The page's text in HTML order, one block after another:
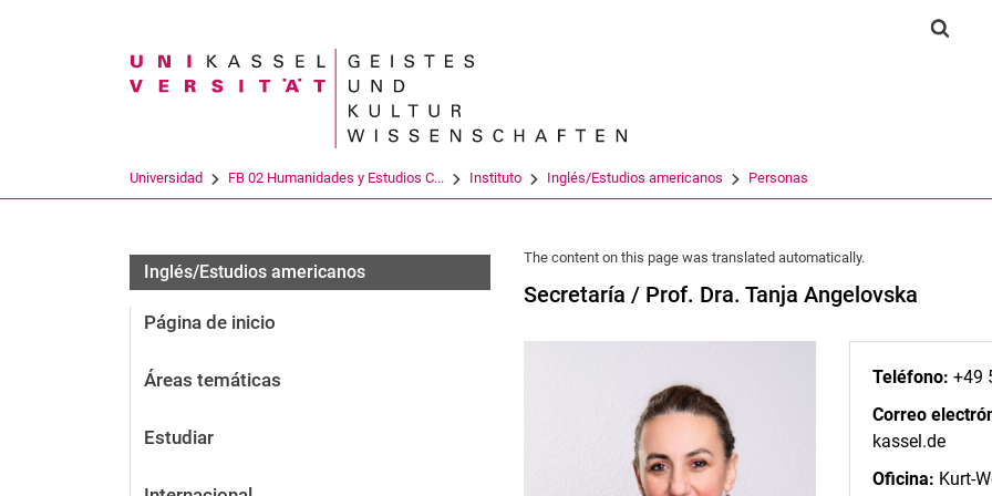
Jump directly to: content
Jump directly to: search
Jump directly to: main
Search term
Universidad FB 02 Humanidades y Estudios C... Instituto Inglés/Estudios americanos Personas
Inglés/Estudios americanos
Página de inicio
Áreas temáticas
Estudiar
The content on this page was translated automatically.
Secretaría / Prof. Dra. Tanja Angelovska
Teléfono: +49
Correo
kassel.de
Oficina: Kurt-